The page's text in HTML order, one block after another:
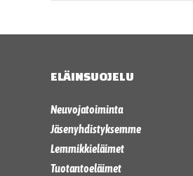
ELÄINSUOJELU
Neuvojatoiminta
Jäsenyhdistyksemme
Lemmikkieläimet
Tuotantoeläimet